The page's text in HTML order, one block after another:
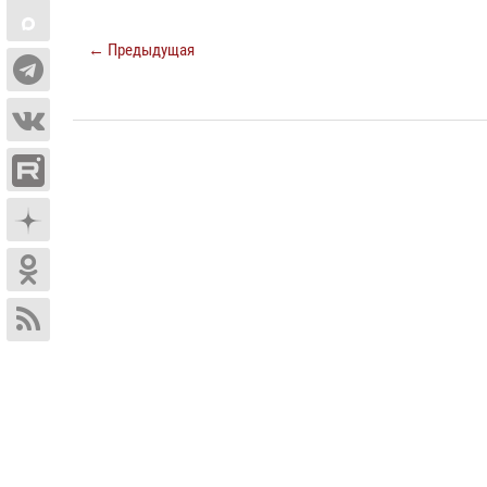
← Предыдущая